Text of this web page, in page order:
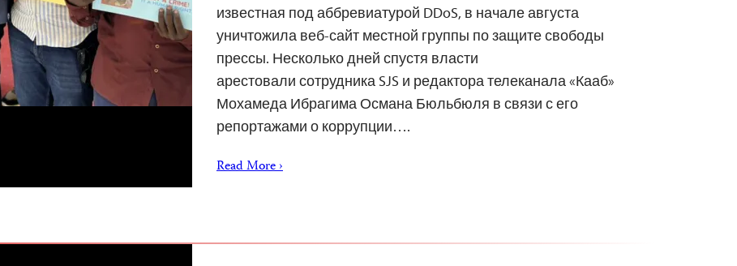
известная под аббревиатурой DDoS, в начале августа
уничтожила веб-сайт местной группы по защите свободы
прессы. Несколько дней спустя власти
арестовали сотрудника SJS и редактора телеканала «Кааб»
Мохамеда Ибрагима Османа Бюльбюля в связи с его
репортажами о коррупции….
Read More ›